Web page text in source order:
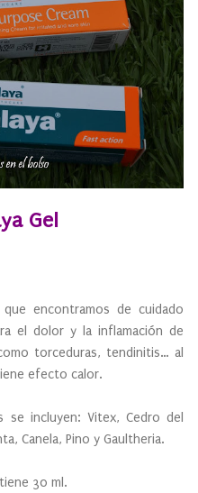
Gel
encontramos de cuidado
el dolor y la inflamación de
torceduras, tendinitis… al
efecto calor.
se incluyen: Vitex, Cedro del
Canela, Pino y Gaultheria.
30 ml.